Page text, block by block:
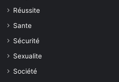
Réussite
Sante
Sécurité
Sexualite
Société